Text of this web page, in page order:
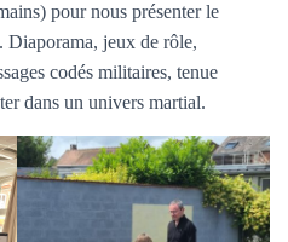
pour nous présenter le
Diaporama, jeux de rôle,
codés militaires, tenue
dans un univers martial.